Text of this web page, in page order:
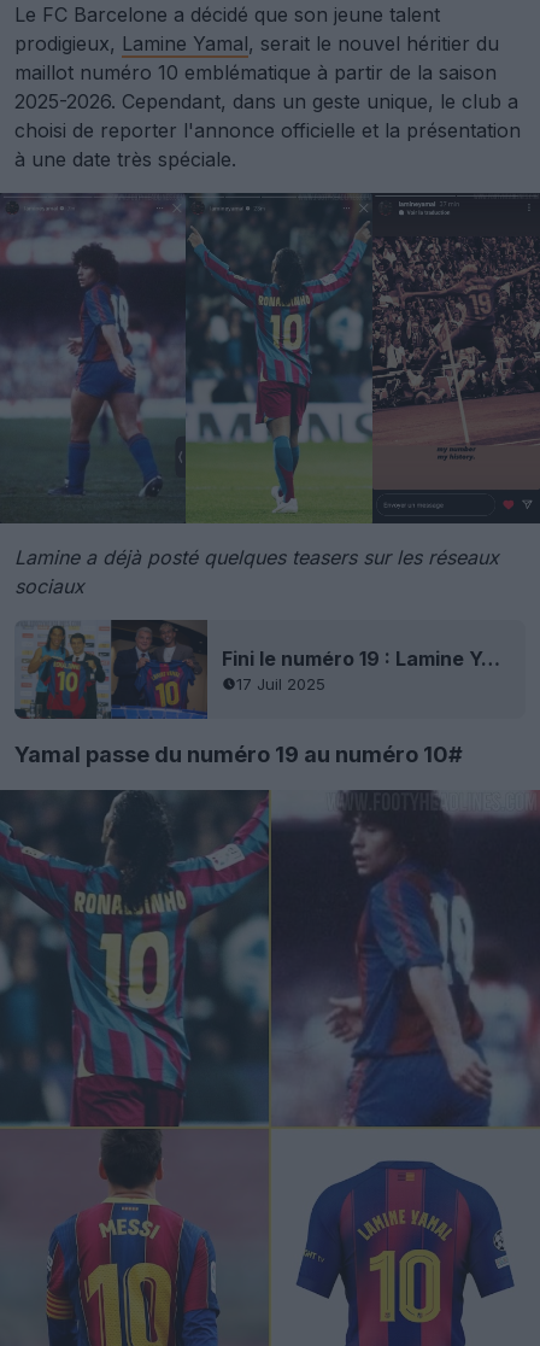
Le FC Barcelone a décidé que son jeune talent
prodigieux, Lamine Yamal, serait le nouvel héritier du
maillot numéro 10 emblématique à partir de la saison
2025-2026. Cependant, dans un geste unique, le club a
choisi de reporter l'annonce officielle et la présentation
à une date très spéciale.
Lamine a déjà posté quelques teasers sur les réseaux
sociaux
Fini le numéro 19 : Lamine Yamal reçoit le maillot légendaire numéro 10
17 Juil 2025
Yamal passe du numéro 19 au numéro 10#